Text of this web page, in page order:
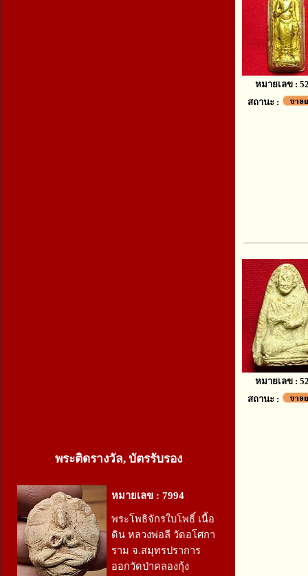
พระติดรางวัล, บัตรรับรอง
หมายเลข : 7994
พระโพธิจักรใบโพธิ์ เนื้อ
ดิน หลวงพ่อลี วัดอโศกา
ราม จ.สมุทรปราการ
ออกวัดป่าคลองกุ้ง
หมายเลข :
สถานะ :
หมายเลข :
สถานะ :